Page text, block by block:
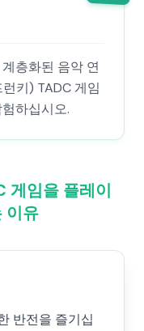
층화된 음악 연
키) TADC 게임
하십시오.
게임을 플레이
이유
반전을 즐기십